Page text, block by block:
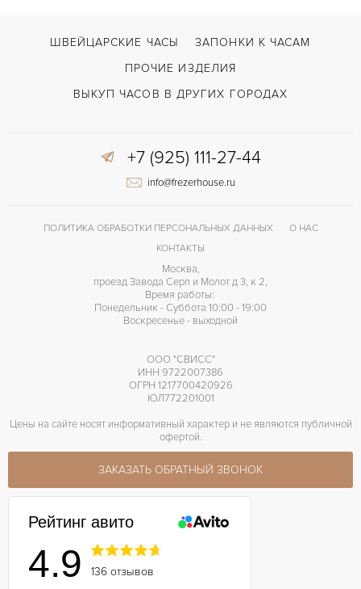
Застежка с помощью шипа
КАЛИБР/МЕХАНИЗМ
ШВЕЙЦАРСКИЕ ЧАСЫ
ЗАПОНКИ К ЧАСАМ
ПРОЧИЕ ИЗДЕЛИЯ
ВЫКУП ЧАСОВ В ДРУГИХ ГОРОДАХ
+7 (925) 111-27-44
info@frezerhouse.ru
ПОЛИТИКА ОБРАБОТКИ ПЕРСОНАЛЬНЫХ ДАННЫХ
О НАС
КОНТАКТЫ
Москва,
проезд Завода Серп и Молот д 3, к 2,
Время работы:
Понедельник - Суббота 10:00 - 19:00
Воскресенье - выходной
ООО "СВИСС"
ИНН 9722007386
ОГРН 1217700420926
ЮЛ772201001
Цены на сайте носят информативный характер и не являются публичной
офертой.
ЗАКАЗАТЬ ОБРАТНЫЙ ЗВОНОК
Рейтинг авито
4.9 136 отзывов